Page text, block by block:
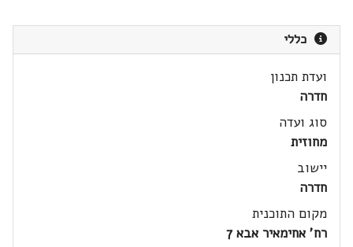
כללי
ועדת תכנון
חדרה
סוג ועדה
מחוזית
יישוב
חדרה
מקום התוכנית
רח' אחימאיר אבא 7